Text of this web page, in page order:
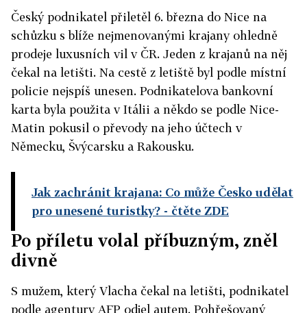
Český podnikatel přiletěl 6. března do Nice na
schůzku s blíže nejmenovanými krajany ohledně
prodeje luxusních vil v ČR. Jeden z krajanů na něj
čekal na letišti. Na cestě z letiště byl podle místní
policie nejspíš unesen. Podnikatelova bankovní
karta byla použita v Itálii a někdo se podle Nice-
Matin pokusil o převody na jeho účtech v
Německu, Švýcarsku a Rakousku.
Jak zachránit krajana: Co může Česko udělat
pro unesené turistky? - čtěte ZDE
Po příletu volal příbuzným, zněl
divně
S mužem, který Vlacha čekal na letišti, podnikatel
podle agentury AFP odjel autem. Pohřešovaný